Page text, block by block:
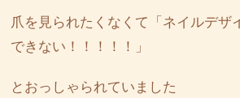
爪を見られたくなくて「ネイルデザ
できない！！！！！」
とおっしゃられていました